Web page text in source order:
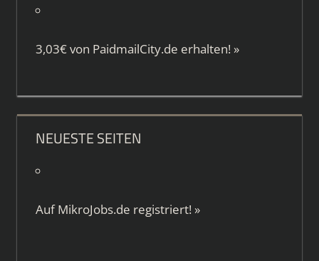
3,03€ von PaidmailCity.de erhalten! »
NEUESTE SEITEN
AufMikroJobs.de registriert! »